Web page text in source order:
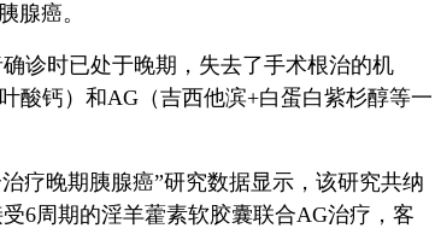
腺癌。
诊时已处于晚期，失去了手术根治的机
酸钙）和AG （吉西他滨+白蛋白紫杉醇等一
疗晚期胰腺癌”研究数据显示，该研究共纳
6周期的淫羊藿素软胶囊联合AG治疗，客